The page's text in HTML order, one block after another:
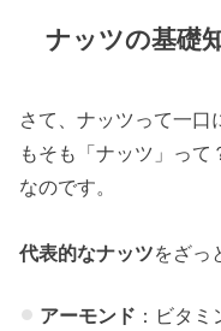
ナッツの基礎
さて、ナッツって一口
もそも「ナッツ」って
なのです。
代表的なナッツをざっ
アーモンド ：ビタ